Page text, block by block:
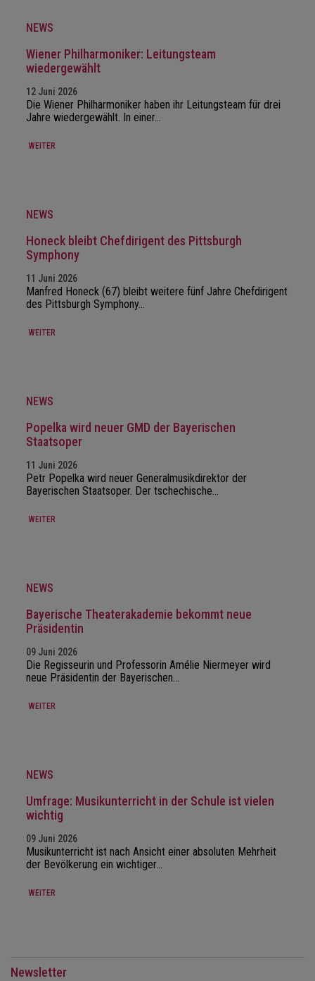
NEWS
Wiener Philharmoniker: Leitungsteam
wiedergewählt
12 Juni 2026
Die Wiener Philharmoniker haben ihr Leitungsteam für drei
Jahre wiedergewählt. In einer…
WEITER
NEWS
Honeck bleibt Chefdirigent des Pittsburgh
Symphony
11 Juni 2026
Manfred Honeck (67) bleibt weitere fünf Jahre Chefdirigent
des Pittsburgh Symphony…
WEITER
NEWS
Popelka wird neuer GMD der Bayerischen
Staatsoper
11 Juni 2026
Petr Popelka wird neuer Generalmusikdirektor der
Bayerischen Staatsoper. Der tschechische…
WEITER
NEWS
Bayerische Theaterakademie bekommt neue
Präsidentin
09 Juni 2026
Die Regisseurin und Professorin Amélie Niermeyer wird
neue Präsidentin der Bayerischen…
WEITER
NEWS
Umfrage: Musikunterricht in der Schule ist vielen
wichtig
09 Juni 2026
Musikunterricht ist nach Ansicht einer absoluten Mehrheit
der Bevölkerung ein wichtiger…
WEITER
Newsletter